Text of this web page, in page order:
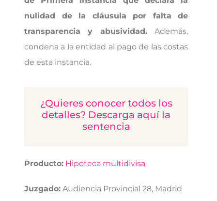
nulidad de la cláusula por falta de
transparencia y abusividad.Además,
condena a la entidad al pago de las costas
de esta instancia.
¿Quieres conocer todos los
detalles? Descarga aquí la
sentencia
Producto: Hipoteca multidivisa
Juzgado: Audiencia Provincial 28, Madrid